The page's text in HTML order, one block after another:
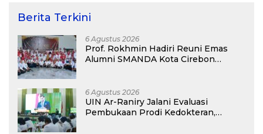
Berita Terkini
6 Agustus 2026
Prof. Rokhmin Hadiri Reuni Emas
Alumni SMANDA Kota Cirebon
6 Agustus 2026
UIN Ar-Raniry Jalani Evaluasi
Pembukaan Prodi Kedokteran,